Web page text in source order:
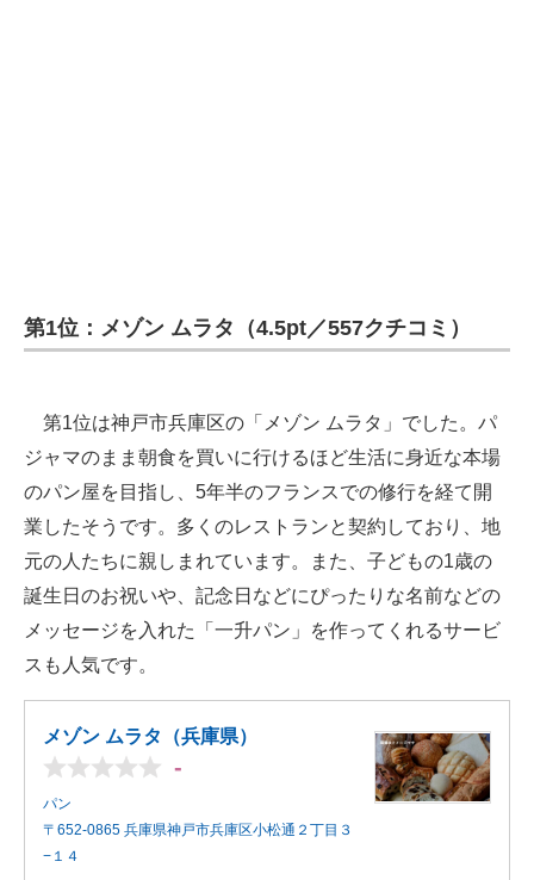
第1位：メゾン ムラタ（4.5pt／557クチコミ）
第1位は神戸市兵庫区の「メゾン ムラタ」でした。パ
ジャマのまま朝食を買いに行けるほど生活に身近な本場
のパン屋を目指し、5年半のフランスでの修行を経て開
業したそうです。多くのレストランと契約しており、地
元の人たちに親しまれています。また、子どもの1歳の
誕生日のお祝いや、記念日などにぴったりな名前などの
メッセージを入れた「一升パン」を作ってくれるサービ
スも人気です。
メゾン ムラタ（兵庫県）
-
パン
〒652-0865 兵庫県神戸市兵庫区小松通２丁目３
−１４